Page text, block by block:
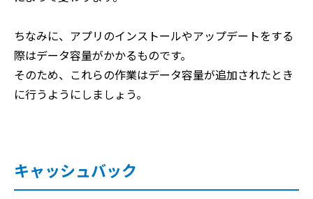
ちなみに、アプリのインストールやアップデートをする
際はデータ容量がかかるものです。
そのため、これらの作業はデータ容量が追加されたとき
に行うようにしましょう。
キャッシュバック